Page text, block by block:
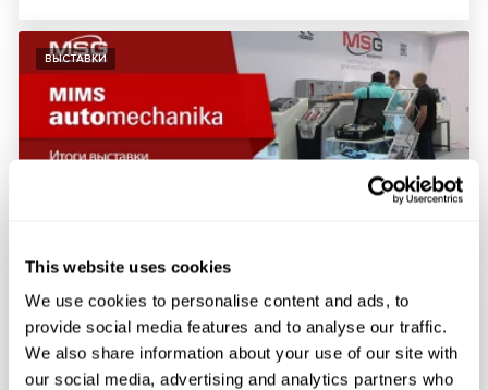
This website uses cookies
We use cookies to personalise content and ads, to
provide social media features and to analyse our traffic.
We also share information about your use of our site with
our social media, advertising and analytics partners who
ВЫСТАВКИ